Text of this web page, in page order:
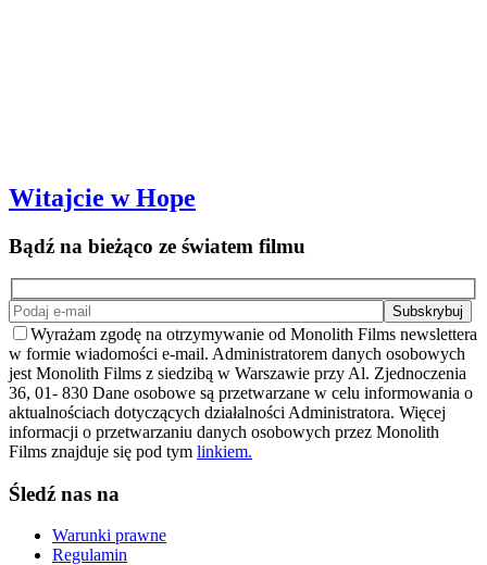
Witajcie w Hope
Bądź na bieżąco ze światem filmu
Wyrażam zgodę na otrzymywanie od Monolith Films newslettera
w formie wiadomości e-mail. Administratorem danych osobowych
jest Monolith Films z siedzibą w Warszawie przy Al. Zjednoczenia
36, 01- 830 Dane osobowe są przetwarzane w celu informowania o
aktualnościach dotyczących działalności Administratora. Więcej
informacji o przetwarzaniu danych osobowych przez Monolith
Films znajduje się pod tym linkiem.
Śledź nas na
Warunki prawne
Regulamin